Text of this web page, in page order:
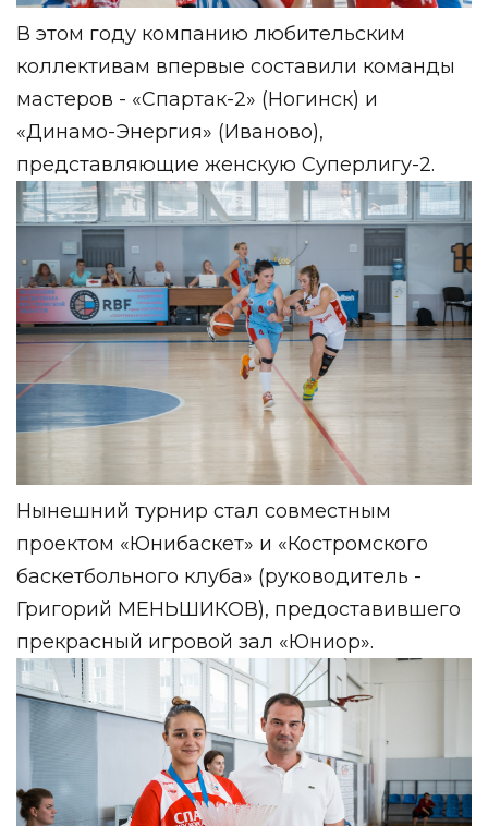
В этом году компанию любительским
коллективам впервые составили команды
мастеров - «Спартак-2» (Ногинск) и
«Динамо-Энергия» (Иваново),
представляющие женскую Суперлигу-2.
Нынешний турнир стал совместным
проектом «Юнибаскет» и «Костромского
баскетбольного клуба» (руководитель -
Григорий МЕНЬШИКОВ), предоставившего
прекрасный игровой зал «Юниор».